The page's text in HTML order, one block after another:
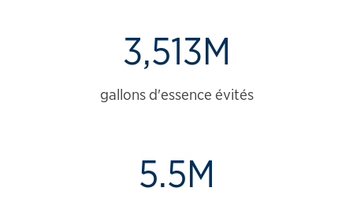
3,513M
gallons d'essence évités
5.5M